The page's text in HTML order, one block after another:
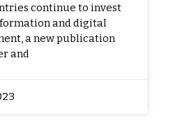
continue to invest
and digital
a new publication
and